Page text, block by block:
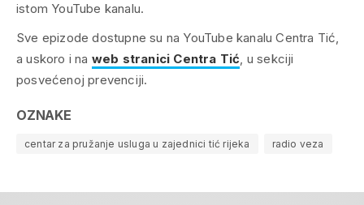
istom YouTube kanalu.
Sve epizode dostupne su na YouTube kanalu Centra Tić,
a uskoro i na web stranici Centra Tić, u sekciji
posvećenoj prevenciji.
OZNAKE
centar za pružanje usluga u zajednici tić rijeka radio veza